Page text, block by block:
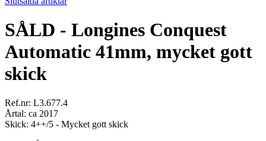
SÅLD - Longines Conquest
Automatic 41mm, mycket gott
skick
Ref.nr: L3.677.4
Årtal: ca 2017
Skick: 4++/5 - Mycket gott skick